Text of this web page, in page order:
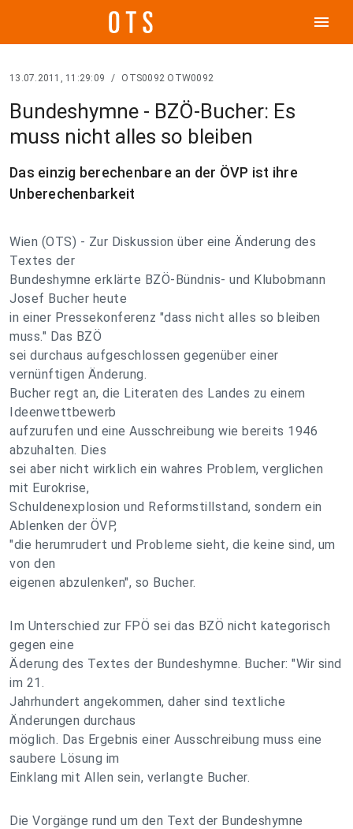
menu
13.07.2011, 11:29:09 / OTS0092 OTW0092
Bundeshymne - BZÖ-Bucher: Es
muss nicht alles so bleiben
Das einzig berechenbare an der ÖVP ist ihre
Unberechenbarkeit
Wien (OTS) - Zur Diskussion über eine Änderung des
Textes der
Bundeshymne erklärte BZÖ-Bündnis- und Klubobmann
Josef Bucher heute
in einer Pressekonferenz "dass nicht alles so bleiben
muss." Das BZÖ
sei durchaus aufgeschlossen gegenüber einer
vernünftigen Änderung.
Bucher regt an, die Literaten des Landes zu einem
Ideenwettbewerb
aufzurufen und eine Ausschreibung wie bereits 1946
abzuhalten. Dies
sei aber nicht wirklich ein wahres Problem, verglichen
mit Eurokrise,
Schuldenexplosion und Reformstillstand, sondern ein
Ablenken der ÖVP,
"die herumrudert und Probleme sieht, die keine sind, um
von den
eigenen abzulenken", so Bucher.
Im Unterschied zur FPÖ sei das BZÖ nicht kategorisch
gegen eine
Äderung des Textes der Bundeshymne. Bucher: "Wir sind
im 21.
Jahrhundert angekommen, daher sind textliche
Änderungen durchaus
möglich. Das Ergebnis einer Ausschreibung muss eine
saubere Lösung im
Einklang mit Allen sein, verlangte Bucher.
Die Vorgänge rund um den Text der Bundeshymne